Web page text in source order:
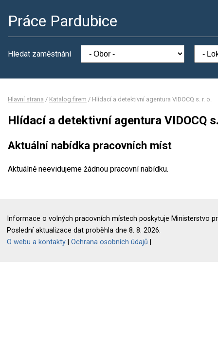
Práce Pardubice
Hledat zaměstnání
Hlavní strana / Katalog firem / Hlídací a detektivní agentura VIDOCQ s. r. o.
Hlídací a detektivní agentura VIDOCQ
Aktuální nabídka pracovních míst
Aktuálně neevidujeme žádnou pracovní nabídku.
Informace o volných pracovních místech poskytuje Ministerstvo
Poslední aktualizace dat proběhla dne 8. 8. 2026.
O webu a kontakty |Ochrana osobních údajů